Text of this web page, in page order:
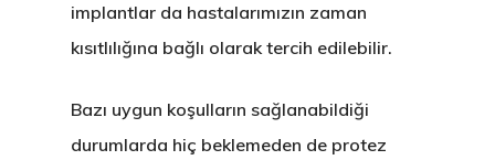
implantlar da hastalarımızın zaman
kısıtlılığına bağlı olarak tercih edilebilir.
Bazı uygun koşulların sağlanabildiği
durumlarda hiç beklemeden de protez